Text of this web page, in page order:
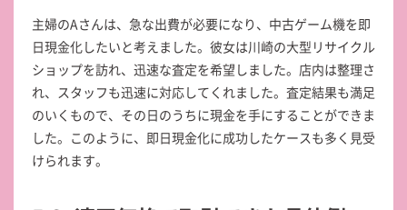
主婦のAさんは、急な出費が必要になり、中古ゲーム機を即
日現金化したいと考えました。彼女は川崎の大型リサイクル
ショップを訪れ、迅速な査定を希望しました。店内は整理さ
れ、スタッフも迅速に対応してくれました。査定結果も満足
のいくもので、その日のうちに現金を手にすることができま
した。このように、即日現金化に成功したケースも多く見受
けられます。